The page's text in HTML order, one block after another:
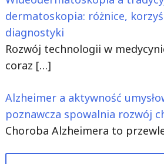
dermatoskopia: różnice,
diagnostyki
Rozwój technologii w
coraz […]
Alzheimer a aktywność
poznawcza spowalnia rozwój
Choroba Alzheimera to